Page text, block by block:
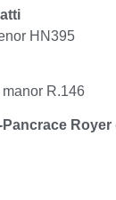
HN395
R.146
Royer